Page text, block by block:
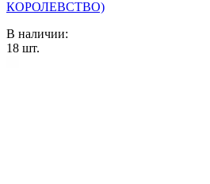
КОРОЛЕВСТВО)
В наличии:
18 шт.